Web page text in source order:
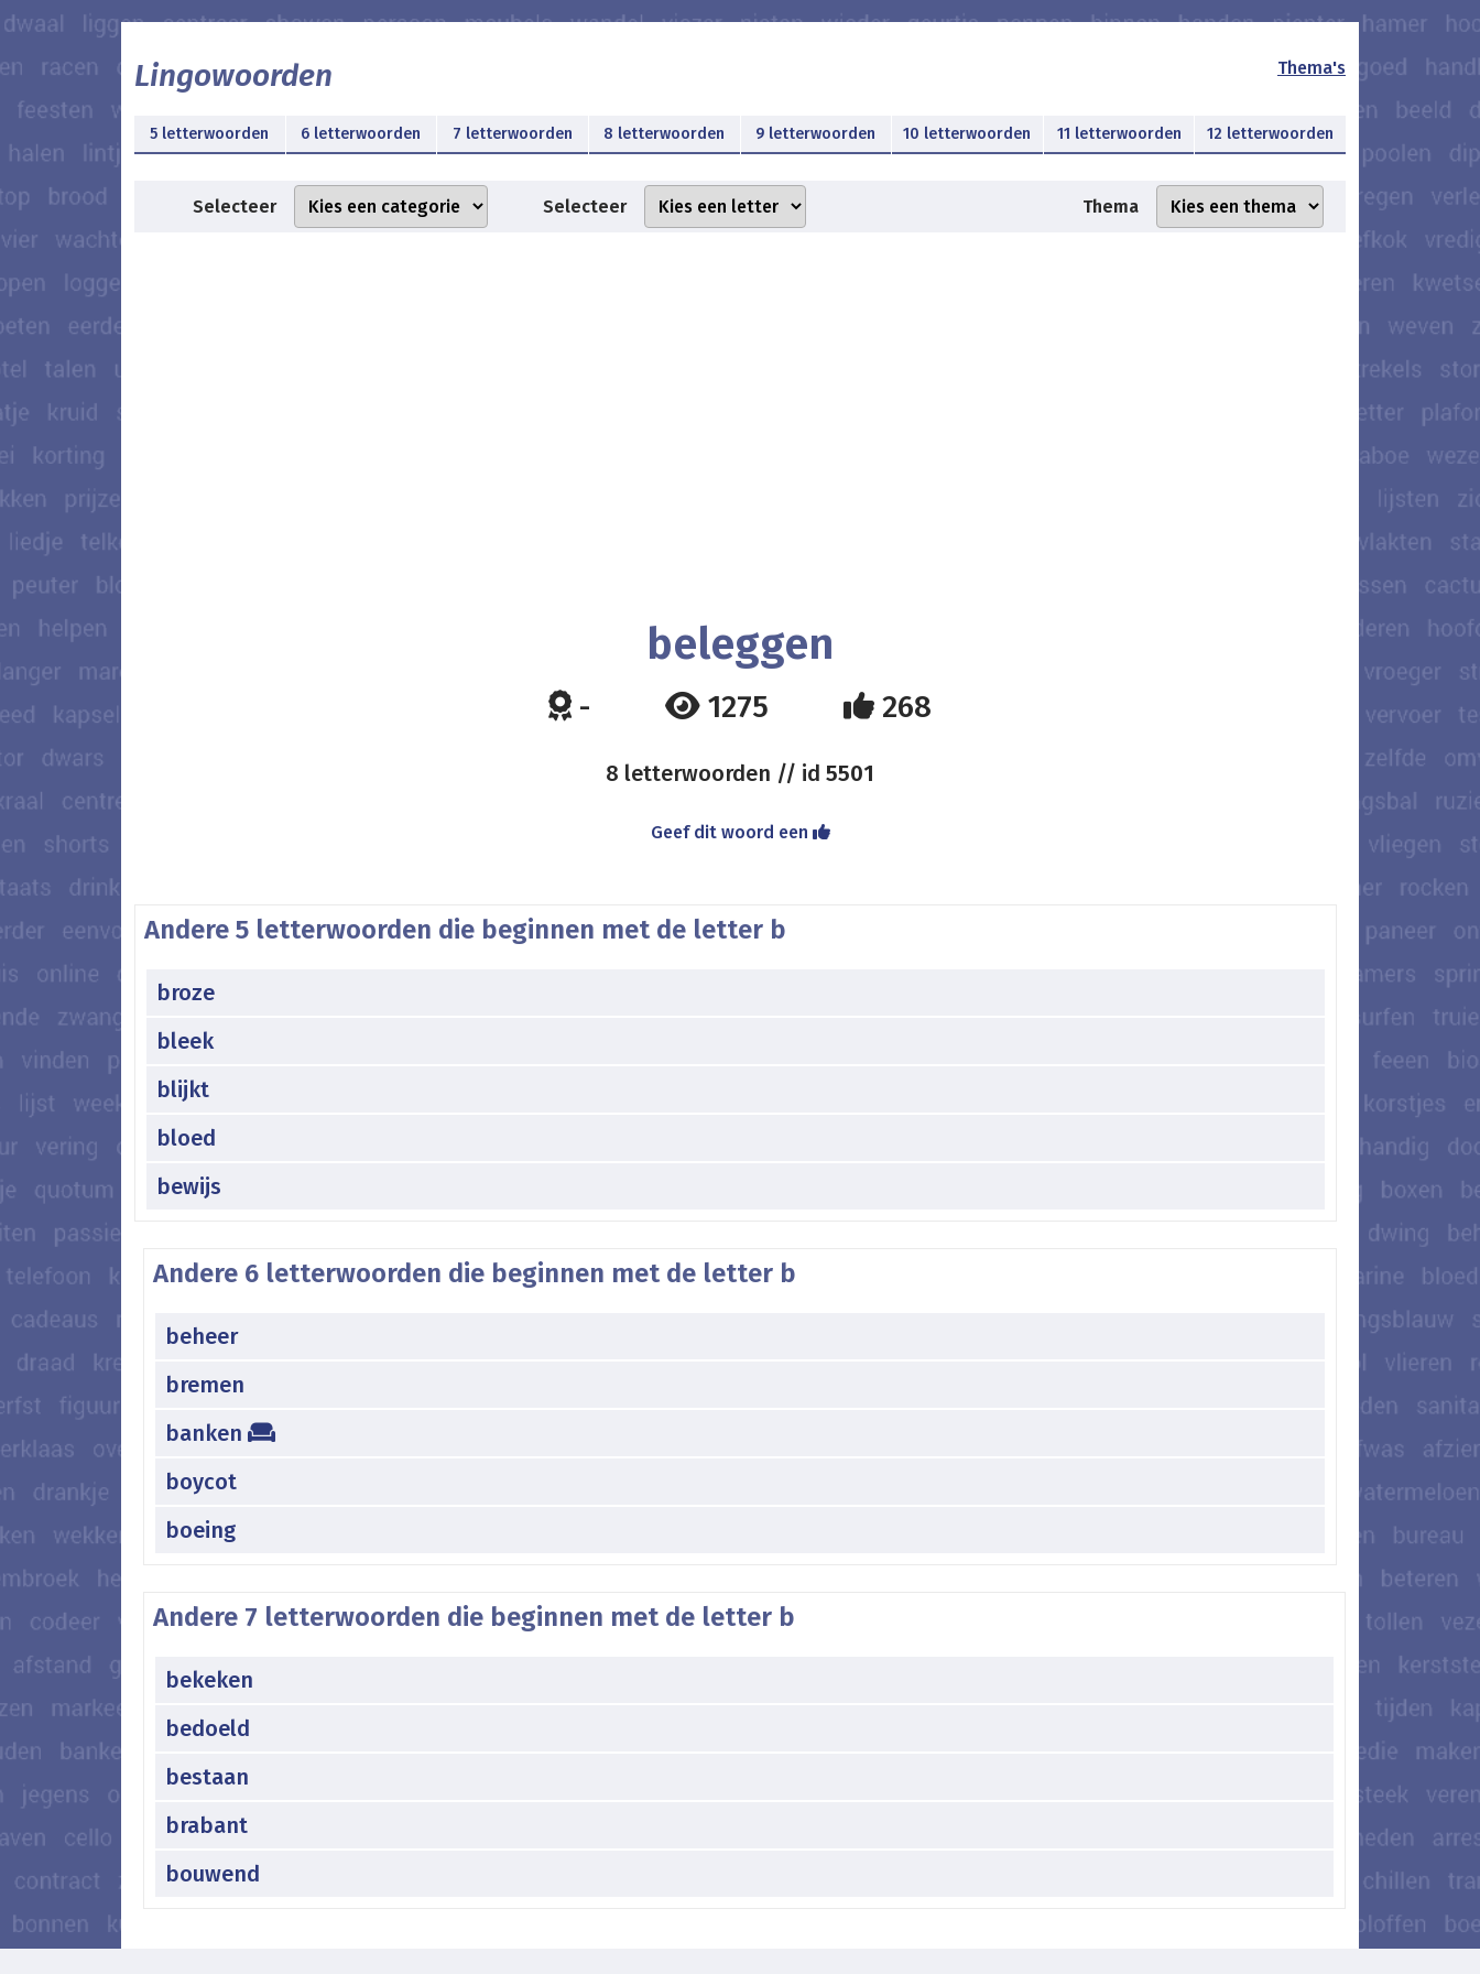
Lingowoorden Thema's
5 letterwoorden 6 letterwoorden 7 letterwoorden 8 letterwoorden 9 letterwoorden 10 letterwoorden 11 letterwoorden 12 letterwoorden
Selecteer Selecteer Thema
beleggen
- 1275 268
8 letterwoorden // id 5501
Geef dit woord een
Andere 5 letterwoorden die beginnen met de letter b
broze
bleek
blijkt
bloed
bewijs
Andere 6 letterwoorden die beginnen met de letter b
beheer
bremen
banken
boycot
boeing
Andere 7 letterwoorden die beginnen met de letter b
bekeken
bedoeld
bestaan
brabant
bouwend